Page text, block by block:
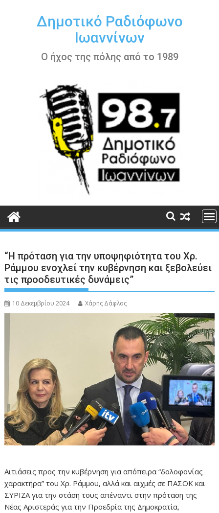
περιεχόμενοΔημοτικό Ραδιόφωνο
Ιωαννίνων
Ο ήχος της πόλης από το 1989
“Η πρόταση για την υποψηφιότητα του Χρ.
Ράμμου ενοχλεί την κυβέρνηση και ξεβολεύει
τις προοδευτικές δυνάμεις”
10 Δεκεμβρίου 2024 Χάρης Δάφλος
Αιτιάσεις προς την κυβέρνηση για απόπειρα “δολοφονίας
χαρακτήρα” του Χρ. Ράμμου, αλλά και αιχμές σε ΠΑΣΟΚ και
ΣΥΡΙΖΑ για την στάση τους απέναντι στην πρόταση της
Νέας Αριστεράς για την Προεδρία της Δημοκρατία,